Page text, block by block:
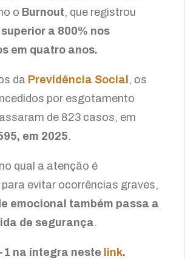
o Burnout, que registrou
a 800% nos
em quatro anos.
da Previdência Social , os
por esgotamento
de 823 casos, em
em 2025.
qual a atenção é
evitar ocorrências graves,
emocional também passa a
de segurança.
1 na íntegra neste link.